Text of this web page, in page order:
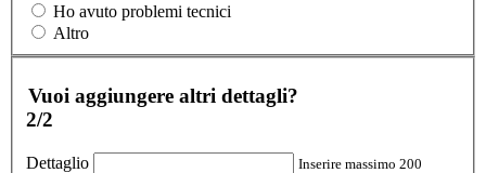
Ho avuto problemi tecnici
Altro
Vuoi aggiungere altri dettagli?
2/2
Dettaglio
Inserire massimo 200